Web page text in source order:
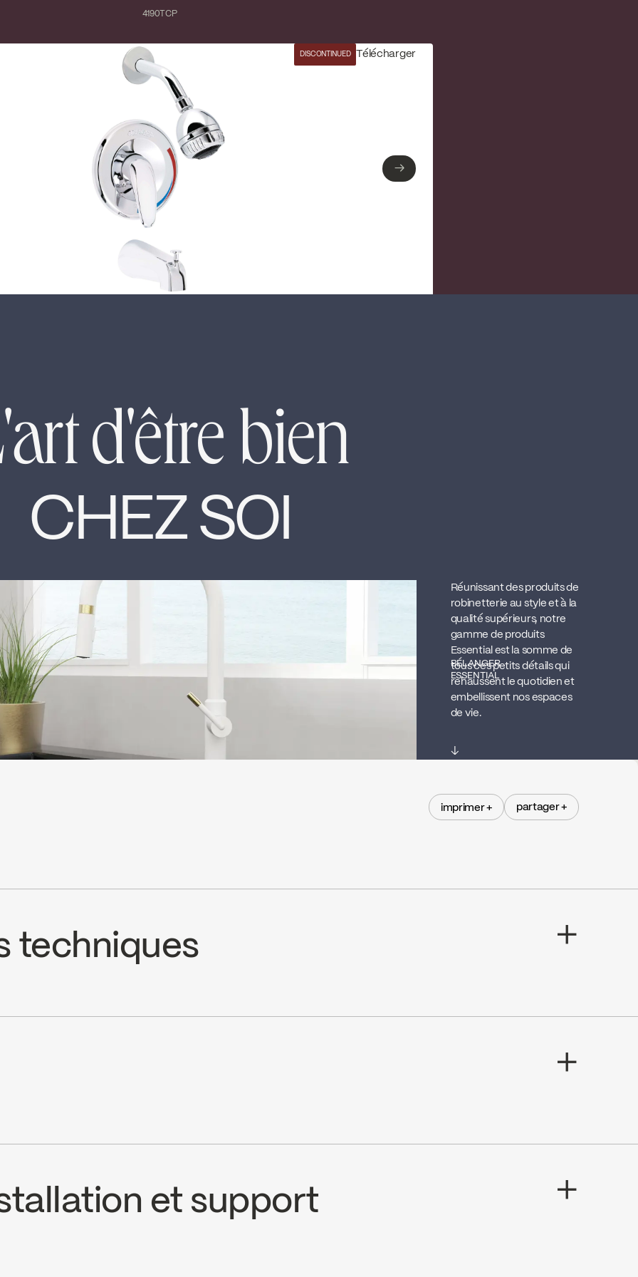
4190TCP
DISCONTINUED Télécharger
→
d'être bien
CHEZ SOI
BÉLANGER
ESSENTIAL
Réunissant des produits de
robinetterie au style et à la
qualité supérieurs, notre
gamme de produits
Essential est la somme de
tous ces petits détails qui
rehaussent le quotidien et
embellissent nos espaces
de vie.
↓
imprimer + partager +
techniques
et support